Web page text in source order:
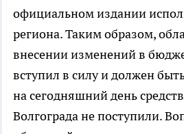
официальном издании
региона. Таким образом,
внесении изменений в
вступил в силу и должен
на сегодняшний день
Волгограда не поступили.